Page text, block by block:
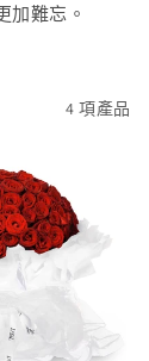
加難忘。
4 項產品